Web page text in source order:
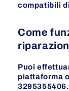
compatibili
Come
Puoi
piattaforma